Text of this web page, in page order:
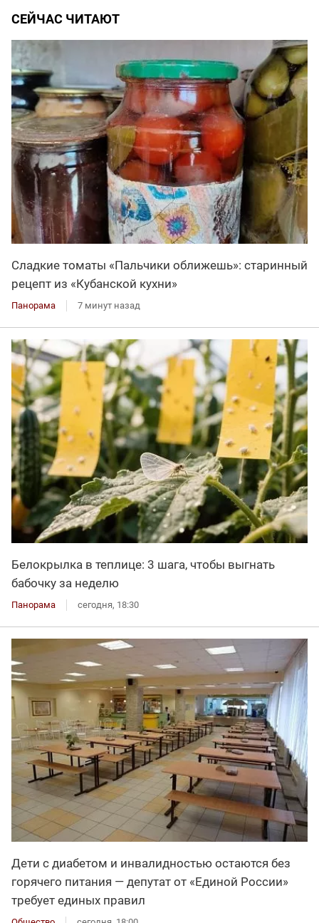
СЕЙЧАС ЧИТАЮТ
Сладкие томаты «Пальчики оближешь»: старинный
рецепт из «Кубанской кухни»
Панорама 7 минут назад
Белокрылка в теплице: 3 шага, чтобы выгнать
бабочку за неделю
Панорама сегодня, 18:30
Дети с диабетом и инвалидностью остаются без
горячего питания — депутат от «Единой России»
требует единых правил